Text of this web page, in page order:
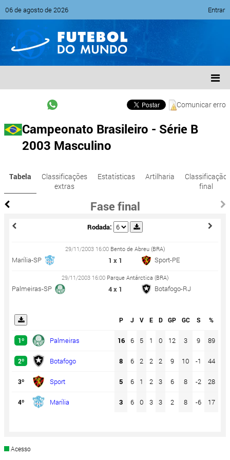
06 de agosto de 2026 Entrar
Comunicar erro
Campeonato Brasileiro - Série B
2003 Masculino
Tabela
Classificações
extras
Estatísticas Artilharia
Classificação
final
Fase final
Rodada:
29/11/2003 16:00 Bento de Abreu (BRA)
Marília-SP 1 x 1 Sport-PE
29/11/2003 16:00 Parque Antárctica (BRA)
Palmeiras-SP 4 x 1 Botafogo-RJ
1º Palmeiras
2º Botafogo
3º Sport
4º Marília
P J V E D GP GC S %
16 6 5 1 0 12 3 9 89
8 6 2 2 2 9 10 -1 44
5 6 1 2 3 6 8 -2 28
3 6 0 3 3 2 8 -6 17
Acesso